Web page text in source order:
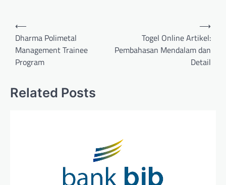
Post
navigation
⟵
Dharma Polimetal
Management Trainee
Program
Togel Online Artikel:
Pembahasan Mendalam dan
Detail
⟶
Related Posts